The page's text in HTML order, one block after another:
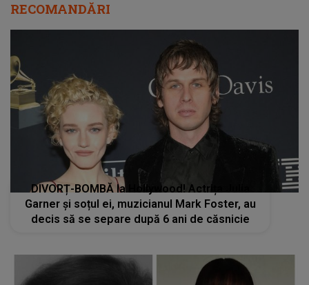
RECOMANDĂRI
DIVORȚ-BOMBĂ la Hollywood! Actrița Julia
Garner și soțul ei, muzicianul Mark Foster, au
decis să se separe după 6 ani de căsnicie